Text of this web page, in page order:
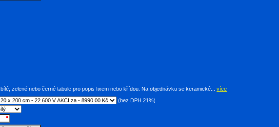
zelené nebo černé tabule pro popis fixem nebo křídou. Na objednávku se keramické... více
(bez DPH 21%)